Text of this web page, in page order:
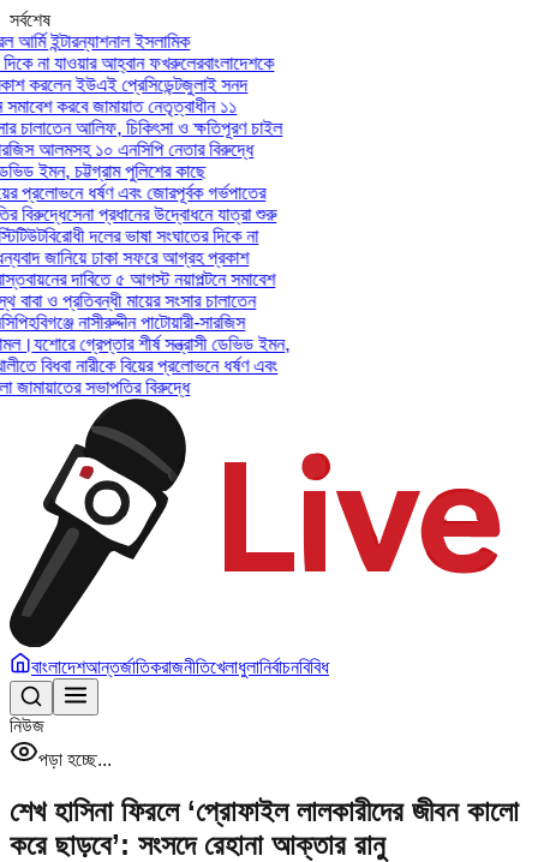
সর্বশেষ
ইন্টারন্যাশনাল ইসলামিক
না যাওয়ার আহ্বান ফখরুলেরবাংলাদেশকে
করলেন ইউএই প্রেসিডেন্টজুলাই সনদ
করবে জামায়াত নেতৃত্বাধীন ১১
আলিফ, চিকিৎসা ও ক্ষতিপূরণ চাইল
আলমসহ ১০ এনসিপি নেতার বিরুদ্ধে
ইমন, চট্টগ্রাম পুলিশের কাছে
প্রলোভনে ধর্ষণ এবং জোরপূর্বক গর্ভপাতের
সেনা প্রধানের উদ্বোধনে যাত্রা শুরু
বিরোধী দলের ভাষা সংঘাতের দিকে না
জানিয়ে ঢাকা সফরে আগ্রহ প্রকাশ
দাবিতে ৫ আগস্ট নয়াপল্টনে সমাবেশ
ও প্রতিবন্ধী মায়ের সংসার চালাতেন
হবিগঞ্জে নাসীরুদ্দীন পাটোয়ারী-সারজিস
যশোরে গ্রেপ্তার শীর্ষ সন্ত্রাসী ডেভিড ইমন,
বিধবা নারীকে বিয়ের প্রলোভনে ধর্ষণ এবং
সভাপতির বিরুদ্ধে
বাংলাদেশআন্তর্জাতিকরাজনীতিখেলাধুলানির্বাচনবিবিধ
নিউজ
পড়া হচ্ছে...
শেখ হাসিনা ফিরলে ‘প্রোফাইল লালকারীদের জীবন কালো
করে ছাড়বে’: সংসদে রেহানা আক্তার রানু